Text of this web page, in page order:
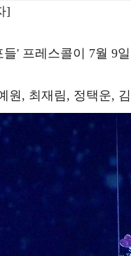
]
' 프레스콜이 7월 9
원, 최재림, 정택운,